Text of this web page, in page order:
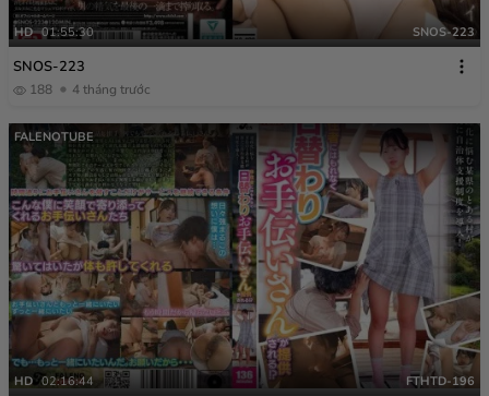
HD 01:55:30 SNOS-223
SNOS-223
188 4 tháng trước
FALENOTUBE
HD 02:16:44 FTHTD-196